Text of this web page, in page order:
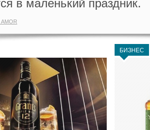
в маленький праздник.
AMOR
БИЗНЕС